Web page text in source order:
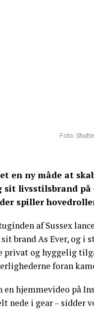
Foto:
en ny måde at
livsstilsbrand på
spiller
af Sussex
brand As Ever, og i
privat og hyggelig
foran
en hjemmevideo på
nede i gear – sidder